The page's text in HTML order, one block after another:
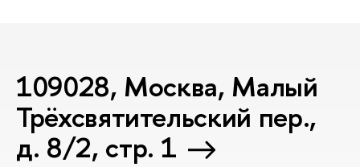
109028, Москва, Малый
Трёхсвятительский пер.,
д. 8/2, стр. 1